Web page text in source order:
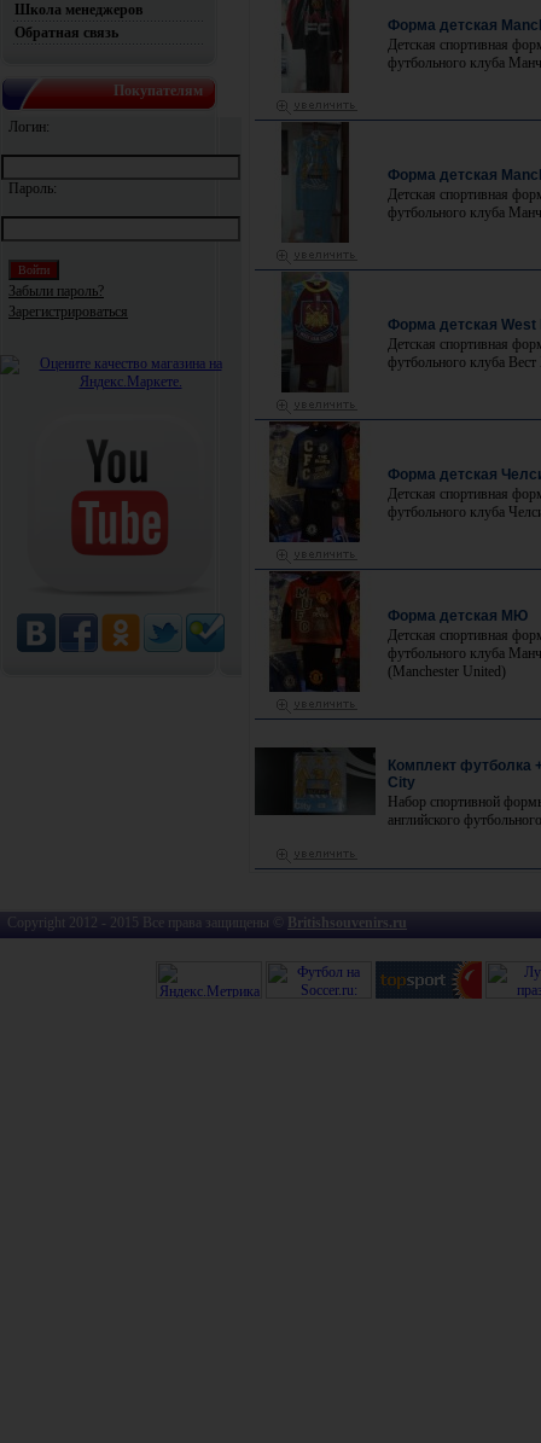
Школа менеджеров
Обратная связь
Покупателям
Логин:
Пароль:
Забыли пароль?
Зарегистрироваться
Форма детская
Детская спортивная
футбольного клуба
Форма детская
Детская спортивная
футбольного клуба
Форма детская West
Детская спортивная
футбольного клуба
Форма детская
Детская спортивная
футбольного клуба
Форма детская МЮ
Детская спортивная
футбольного клуба
(Manchester United)
Комплект футболка
City
Набор спортивной
английского
Copyright 2012 - 2015 Все права защищены © Britishsouvenirs.ru